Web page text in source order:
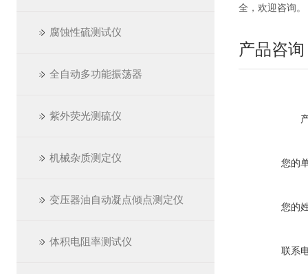
腐蚀性硫测试仪
全自动多功能振荡器
紫外荧光测硫仪
机械杂质测定仪
变压器油自动凝点倾点测定仪
体积电阻率测试仪
全，欢迎咨询。
产品咨询
您的
您的
联系